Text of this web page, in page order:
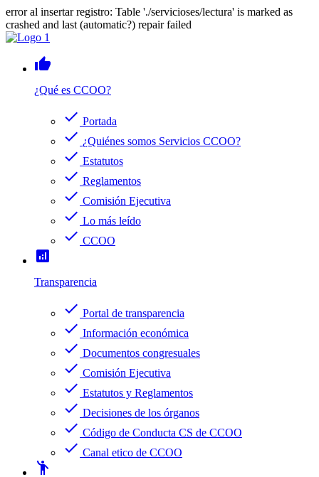
error al insertar registro: Table './servicioses/lectura' is marked as
crashed and last (automatic?) repair failed
thumb_up
¿Qué es CCOO?
check Portada
check ¿Quiénes somos Servicios CCOO?
check Estatutos
check Reglamentos
check Comisión Ejecutiva
check Lo más leído
check CCOO
analytics
Transparencia
check Portal de transparencia
check Información económica
check Documentos congresuales
check Comisión Ejecutiva
check Estatutos y Reglamentos
check Decisiones de los órganos
check Código de Conducta CS de CCOO
check Canal etico de CCOO
emoji_people